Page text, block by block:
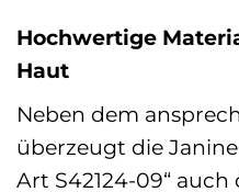
Hochwertige
Haut
Neben dem
überzeugt die
Art S42124-09“